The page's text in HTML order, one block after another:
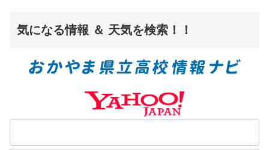
気になる情報 ＆ 天気を検索！！